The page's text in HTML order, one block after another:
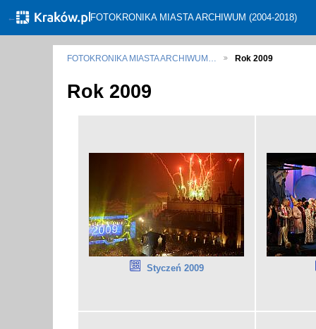
← FOTOKRONIKA MIASTA ARCHIWUM (2004-2018)
FOTOKRONIKA MIASTA ARCHIWUM… Rok 2009
Rok 2009
Styczeń 2009